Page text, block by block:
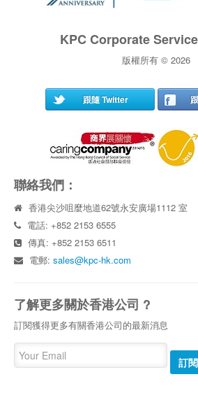
KPC Corporate
版權所有 © 2026
跟隨 Twitter
聯絡我們：
香港尖沙咀麼地道62號永安廣場1112 室
電話: +852 2153 6555
傳真: +852 2153 6511
電郵:sales@kpc-hk.com
了解更多關於香港公司 ?
訂閱獲得更多有關香港公司的最新消息
訂閱